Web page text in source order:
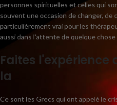
personnes spirituelles et celles qui
souvent une occasion de changer,
particulièrement vrai pour les
aussi dans l'attente de quelque
Faites
la
Ce sont les Grecs qui ont appelé le